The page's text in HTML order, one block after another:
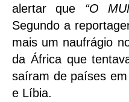
alertar que “O
Segundo a
mais um naufrágio
da África que
saíram de países
e Líbia.